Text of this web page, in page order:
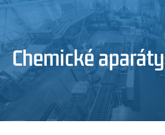
Chemické aparáty